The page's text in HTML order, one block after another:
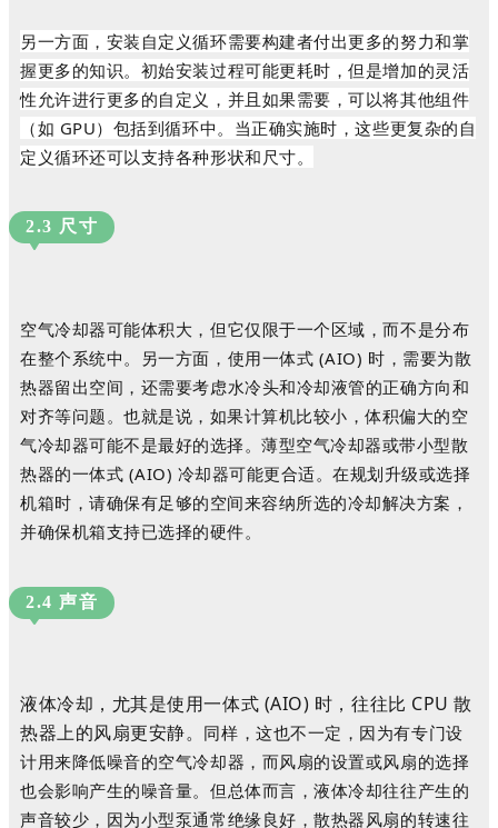
另一方面，安装自定义循环需要构建者付出更多的努力和掌
握更多的知识。 初始安装过程可能更耗时，但是增加的灵活
性允许进行更多的自定义，并且如果需要，可以将其他组件
（如 GPU）包括到循环中。 当正确实施时，这些更复杂的自
定义循环还可以支持各种形状和尺寸。
2.3 尺寸
空气冷却器可能体积大，但它仅限于一个区域，而不是分布
在整个系统中。另一方面，使用一体式 (AIO) 时，需要为散
热器留出空间，还需要考虑水冷头和冷却液管的正确方向和
对齐等问题。也就是说，如果计算机比较小，体积偏大的空
气冷却器可能不是最好的选择。薄型空气冷却器或带小型散
热器的一体式 (AIO) 冷却器可能更合适。在规划升级或选择
机箱时，请确保有足够的空间来容纳所选的冷却解决方案，
并确保机箱支持已选择的硬件。
2.4 声音
液体冷却，尤其是使用一体式 (AIO) 时，往往比 CPU 散
热器上的风扇更安静。 同样，这也不一定，因为有专门设
计用来降低噪音的空气冷却器，而风扇的设置或风扇的选择
也会影响产生的噪音量。 但总体而言，液体冷却往往产生的
声音较少，因为小型泵通常绝缘良好，散热器风扇的转速往